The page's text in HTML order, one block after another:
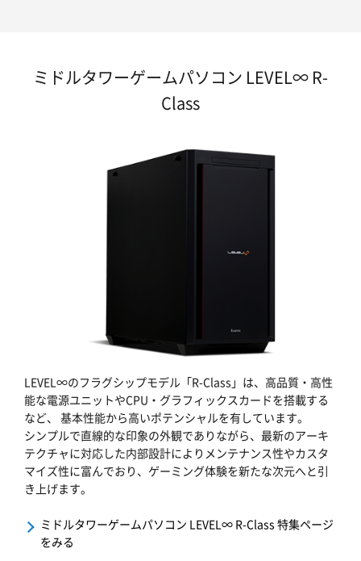
ミドルタワーゲームパソコン LEVEL∞ R-
Class
LEVEL∞のフラグシップモデル「R-Class」は、高品質・高性
能な電源ユニットやCPU・グラフィックスカードを搭載する
など、 基本性能から高いポテンシャルを有しています。
シンプルで直線的な印象の外観でありながら、最新のアーキ
テクチャに対応した内部設計によりメンテナンス性やカスタ
マイズ性に富んでおり、ゲーミング体験を新たな次元へと引
き上げます。
ミドルタワーゲームパソコン LEVEL∞ R-Class 特集ページ
をみる